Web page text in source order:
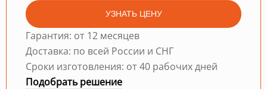
УЗНАТЬ ЦЕНУ
Гарантия: от 12 месяцев
Доставка: по всей России и СНГ
Сроки изготовления: от 40 рабочих дней
Подобрать решение